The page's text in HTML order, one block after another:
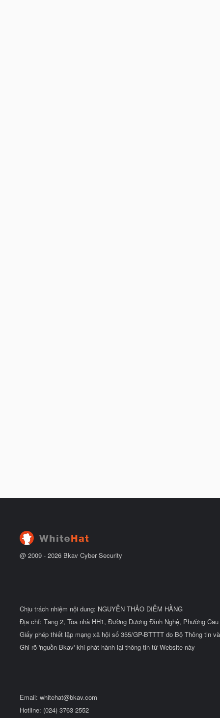
@ 2009 - 2026 Bkav Cyber Security
Chịu trách nhiệm nội dung: NGUYỄN THẢO DIỄM HẰNG
Địa chỉ: Tầng 2, Tòa nhà HH1, Đường Dương Đình Nghệ, Phường
Giấy phép thiết lập mạng xã hội số 355/GP-BTTTT do Bộ Thông tin
Ghi rõ 'nguồn Bkav' khi phát hành lại thông tin từ Website này
Email: whitehat@bkav.com
Hotline: (024) 3763 2552